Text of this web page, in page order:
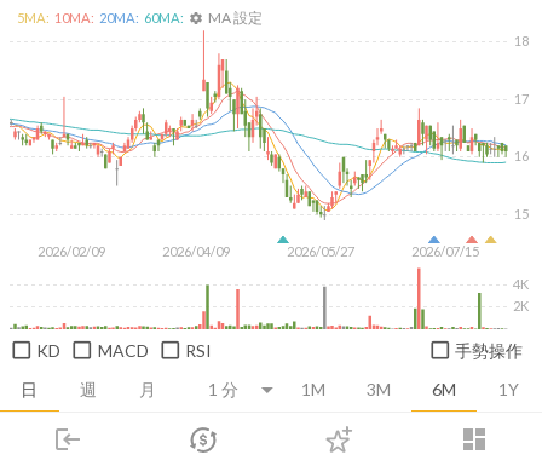
login dashboard
市場 登入
日 週 月 1M 3M 6M 1Y
2026/02/09 2026/04/09 2026/05/27 2026/07/15
15
16
17
18
2K
4K
5MA: 10MA: 20MA: 60MA: settings MA 設定
KD MACD RSI 手勢操作
推薦卡片 消息面 財務報